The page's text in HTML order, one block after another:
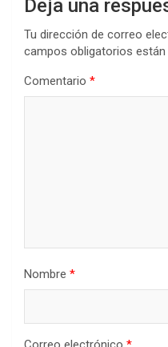
Deja una
Tu dirección de correo
campos obligatorios
Comentario *
Nombre *